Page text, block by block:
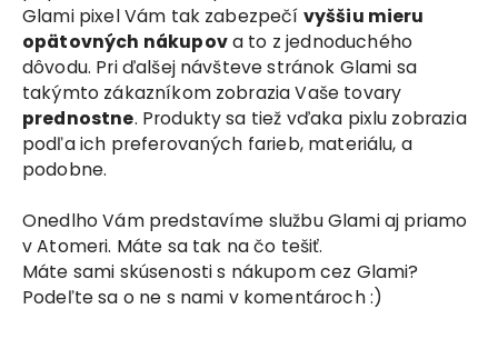
Glami pixel Vám tak zabezpečí vyššiu mieru
opätovných nákupova to z jednoduchého
dôvodu. Pri ďalšej návšteve stránok Glami sa
takýmto zákazníkom zobrazia Vaše tovary
prednostne. Produkty sa tiež vďaka pixlu zobrazia
podľa ich preferovaných farieb, materiálu, a
podobne.
Onedlho Vám predstavíme službu Glami aj priamo
v Atomeri. Máte sa tak na čo tešiť.
Máte sami skúsenosti s nákupom cez Glami?
Podeľte sa o ne s nami v komentároch :)